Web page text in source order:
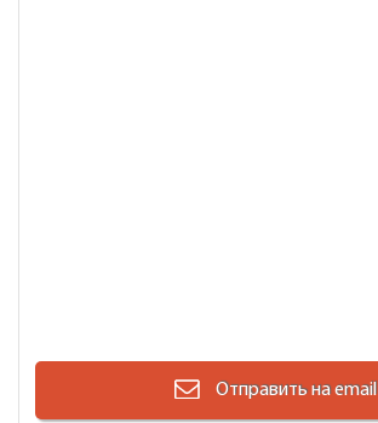
Отправить на email